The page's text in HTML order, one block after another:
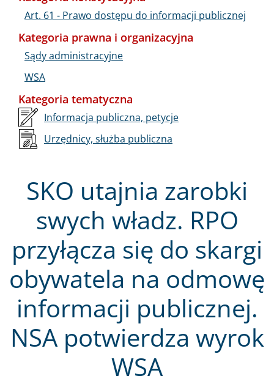
SKO utajnia zarobki
swych władz. RPO
przyłącza się do skargi
obywatela na odmowę
informacji publicznej.
NSA potwierdza wyrok
WSA
Art. 61 - Prawo dostępu do informacji publicznej
Kategoria prawna i organizacyjna
Sądy administracyjne
WSA
Kategoria tematyczna
Informacja publiczna, petycje
Urzędnicy, służba publiczna